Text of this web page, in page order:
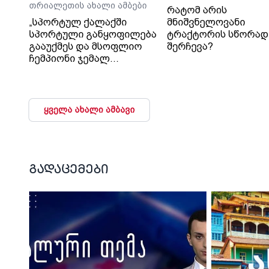
თრიალეთის ახალი ამბები
„სპორტულ ქალაქში
სპორტული განყოფილება
გააუქმეს და მსოფლიო
ჩემპიონი ჯემალ
რატომ არის
მნიშვნელოვანი
ტრაქტორის სწორად
შერჩევა?
ყველა ახალი ამბავი
გადაცემები